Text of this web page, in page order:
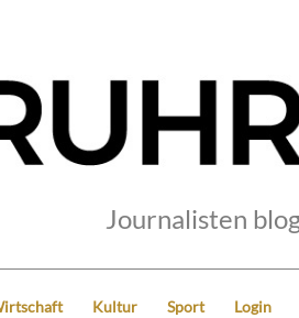
Journalisten
Kultur Sport Login